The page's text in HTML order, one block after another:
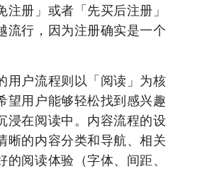
注册」或者「先买后注册」
流行，因为注册确实是一个
用户流程则以「阅读」为核
望用户能够轻松找到感兴趣
浸在阅读中。内容流程的设
晰的内容分类和导航、相关
的阅读体验（字体、间距、